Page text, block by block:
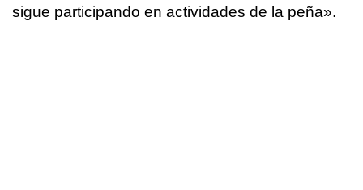
sigue participando en actividades de la peña».